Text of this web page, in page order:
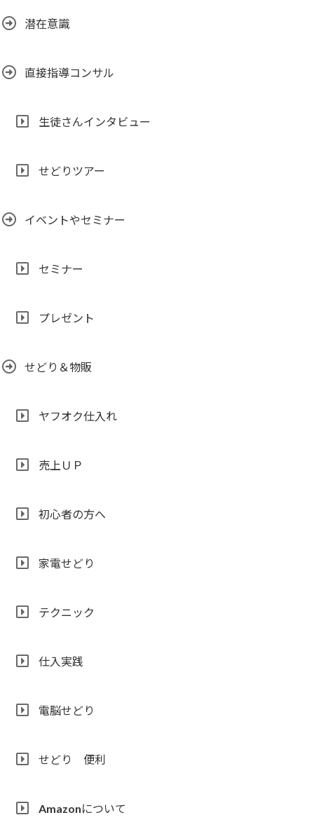
潜在意識
直接指導コンサル
生徒さんインタビュー
せどりツアー
イベントやセミナー
セミナー
プレゼント
せどり＆物販
ヤフオク仕入れ
売上ＵＰ
初心者の方へ
家電せどり
テクニック
仕入実践
電脳せどり
せどり 便利
Amazonについて